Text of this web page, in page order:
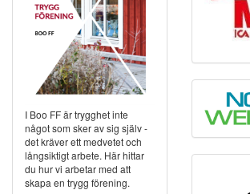
I Boo FF är trygghet inte
något som sker av sig själv -
det kräver ett medvetet och
långsiktigt arbete. Här hittar
du hur vi arbetar med att
skapa en trygg förening.